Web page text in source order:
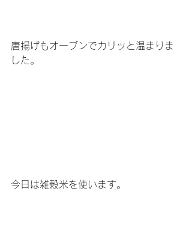
唐揚げもオーブンでカリッと温まりま
した。
今日は雑穀米を使います。